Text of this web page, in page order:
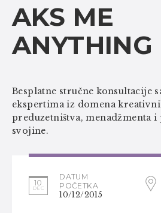
AKS ME
Besplatne stručne konsultacije
ekspertima iz domena
preduzetništva, menadžmenta
svojine.
10
DEC
DATUM
POČETKA
10/12/2015